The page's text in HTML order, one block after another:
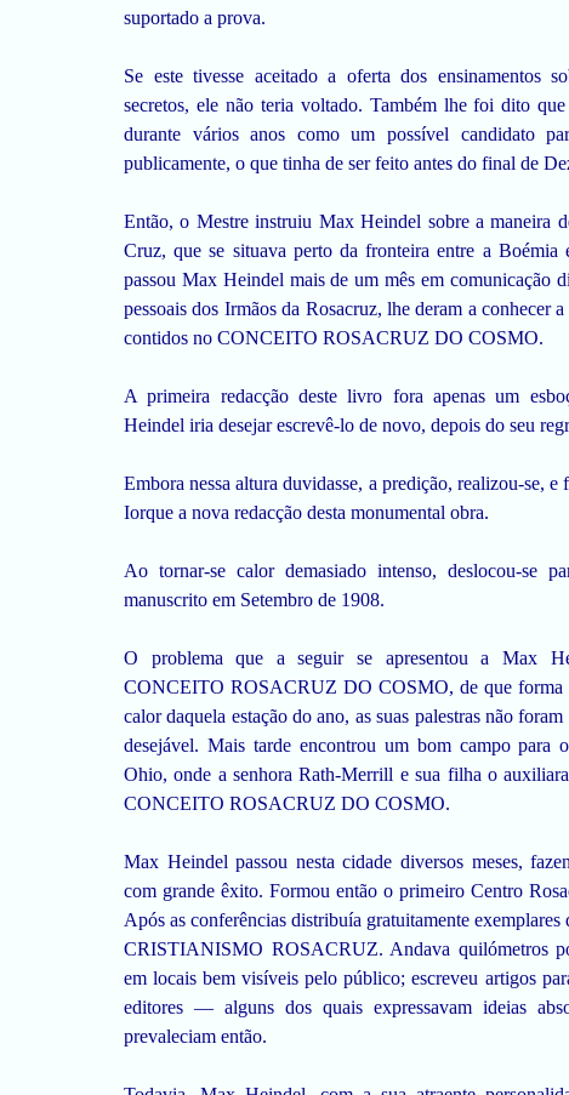
suportado a prova.
Se este tivesse aceitado a oferta dos ensinamentos
secretos, ele não teria voltado. Também lhe foi dito
durante vários anos como um possível candidato
publicamente, o que tinha de ser feito antes do final de
Então, o Mestre instruiu Max Heindel sobre a maneira
Cruz, que se situava perto da fronteira entre a Boémia
passou Max Heindel mais de um mês em comunicação
pessoais dos Irmãos da Rosacruz, lhe deram a conhecer
contidos no CONCEITO ROSACRUZ DO COSMO.
A primeira redacção deste livro fora apenas um
Heindel iria desejar escrevê-lo de novo, depois do seu
Embora nessa altura duvidasse, a predição, realizou-se,
Iorque a nova redacção desta monumental obra.
Ao tornar-se calor demasiado intenso, deslocou-se
manuscrito em Setembro de 1908.
O problema que a seguir se apresentou a Max
CONCEITO ROSACRUZ DO COSMO, de que forma
calor daquela estação do ano, as suas palestras não
desejável. Mais tarde encontrou um bom campo para
Ohio, onde a senhora Rath-Merrill e sua filha o
CONCEITO ROSACRUZ DO COSMO.
Max Heindel passou nesta cidade diversos meses,
com grande êxito. Formou então o primeiro Centro
Após as conferências distribuía gratuitamente exemplares
CRISTIANISMO ROSACRUZ. Andava quilómetros
em locais bem visíveis pelo público; escreveu artigos
editores — alguns dos quais expressavam ideias
prevaleciam então.